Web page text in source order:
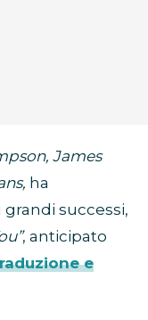
James
ha
successi,
, anticipato
e